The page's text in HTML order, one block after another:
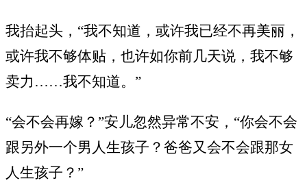
我抬起头，“我不知道，或许我已经不再美丽，
或许我不够体贴，也许如你前几天说，我不够
卖力……我不知道。”
“会不会再嫁？”安儿忽然异常不安，“你会不会
跟另外一个男人生孩子？爸爸又会不会跟那女
人生孩子？”